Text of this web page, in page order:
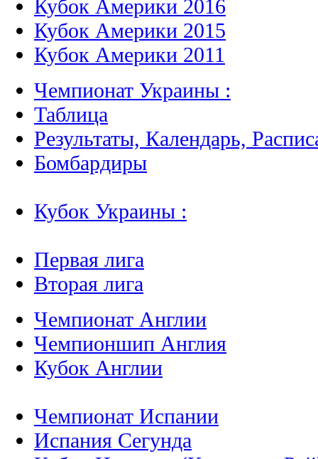
Кубок Америки 2016
Кубок Америки 2015
Кубок Америки 2011
Чемпионат Украины :
Таблица
Результаты, Календарь,
Бомбардиры
Кубок Украины :
Первая лига
Вторая лига
Чемпионат Англии
Чемпионшип Англия
Кубок Англии
Чемпионат Испании
Испания Сегунда